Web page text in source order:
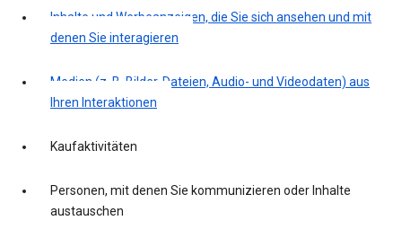
Inhalte und Werbeanzeigen, die Sie sich ansehen und mit
denen Sie interagieren
Medien (z. B. Bilder, Dateien, Audio- und Videodaten) aus
Ihren Interaktionen
Kaufaktivitäten
Personen, mit denen Sie kommunizieren oder Inhalte
austauschen